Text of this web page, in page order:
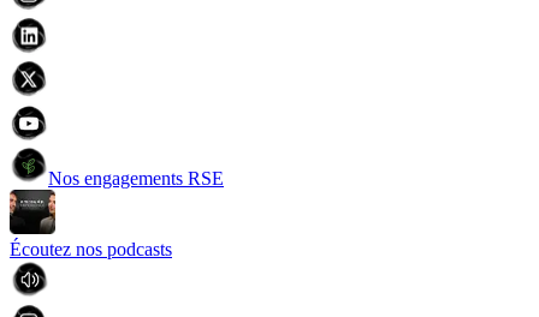
Nos engagements RSE
Écoutez nos podcasts